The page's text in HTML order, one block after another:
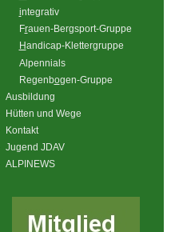
integrativ
Frauen-Bergsport-Gruppe
Handicap-Klettergruppe
Alpennials
Regenbogen-Gruppe
Ausbildung
Hütten und Wege
Kontakt
Jugend JDAV
ALPINEWS